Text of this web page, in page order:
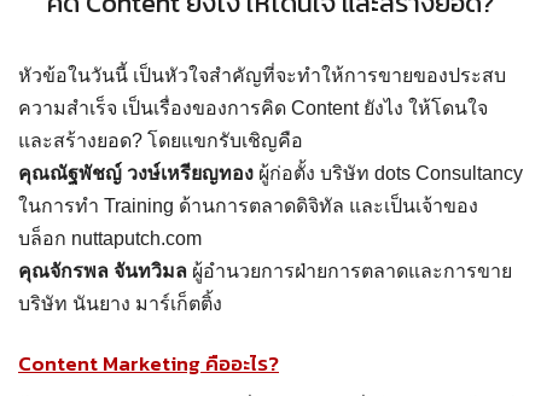
หัวข้อในวันนี้ เป็นหัวใจสำคัญที่จะทำให้การขายของประสบ
ความสำเร็จ เป็นเรื่องของการคิด Content ยังไง ให้โดนใจ
และสร้างยอด? โดยแขกรับเชิญคือ
คุณณัฐพัชญ์ วงษ์เหรียญทอง ผู้ก่อตั้ง บริษัท dots Consultancy
ในการทำ Training ด้านการตลาดดิจิทัล และเป็นเจ้าของ
บล็อก nuttaputch.com
คุณจักรพล จันทวิมล ผู้อำนวยการฝ่ายการตลาดและการขาย
บริษัท นันยาง มาร์เก็ตติ้ง
Content Marketing คืออะไร?